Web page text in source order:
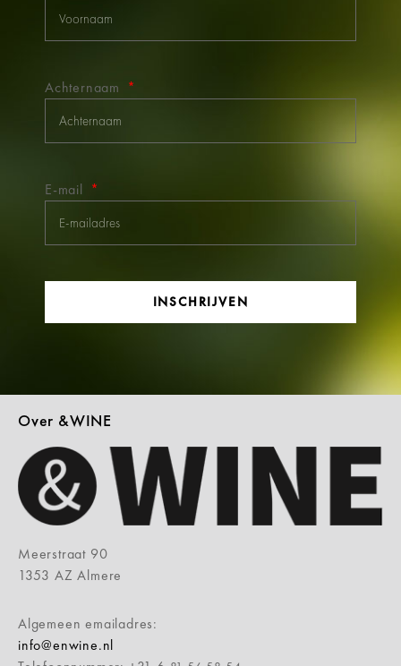
Achternaam
E-mail
INSCHRIJVEN
Over &WINE
Meerstraat 90
1353 AZ Almere
Algemeen emailadres:
info@enwine.nl